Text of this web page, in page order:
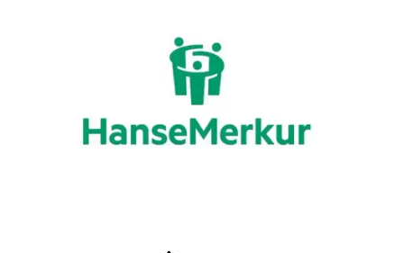
proposons trois assurances sur mesure qui
offrent une couverture complète dans le
en coopération avec notre
partenaire, les assurances voyage